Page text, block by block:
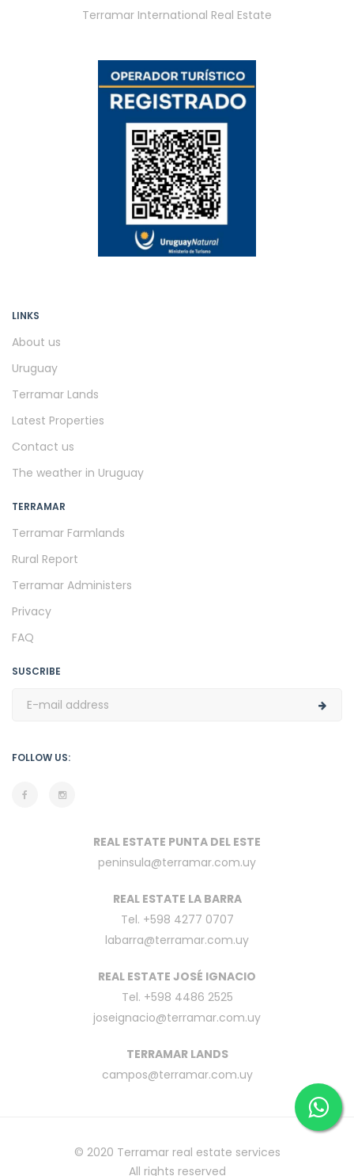
Terramar International Real Estate
LINKS
About us
Uruguay
Terramar Lands
Latest Properties
Contact us
The weather in Uruguay
TERRAMAR
Terramar Farmlands
Rural Report
Terramar Administers
Privacy
FAQ
SUSCRIBE
FOLLOW US:
REAL ESTATE PUNTA DEL ESTE
peninsula@terramar.com.uy
REAL ESTATE LA BARRA
Tel. +598 4277 0707
labarra@terramar.com.uy
REAL ESTATE JOSÉ IGNACIO
Tel. +598 4486 2525
joseignacio@terramar.com.uy
TERRAMAR LANDS
campos@terramar.com.uy
© 2020 Terramar real estate services
All rights reserved